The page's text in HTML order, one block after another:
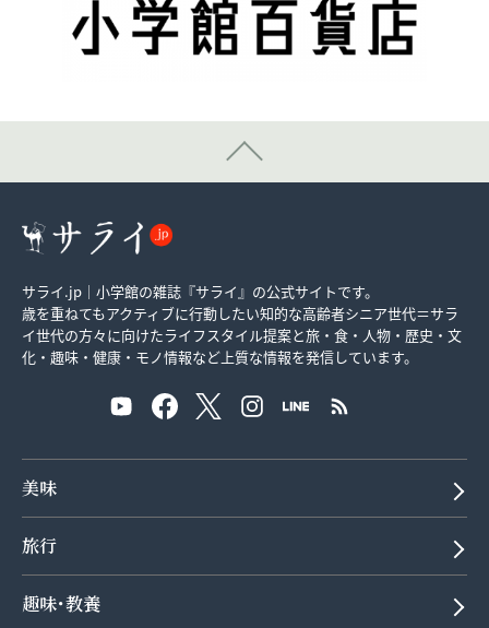
サライ.jp｜小学館の雑誌『サライ』の公式サイトです。
歳を重ねてもアクティブに行動したい知的な高齢者シニア世代＝サラ
イ世代の方々に向けたライフスタイル提案と旅・食・人物・歴史・文
化・趣味・健康・モノ情報など上質な情報を発信しています。
美味
旅行
趣味･教養